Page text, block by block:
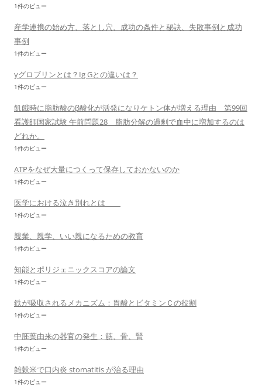
1件のビュー
産学連携の始め方、落とし穴、成功の条件と秘訣、失敗事例と成功
事例
1件のビュー
γグロブリンとは？Ig Gとの違いは？
1件のビュー
飢餓時に脂肪酸のβ酸化が活発になりケトン体が増える理由 第99回
看護師国家試験 午前問題28 脂肪分解の過剰で血中に増加するのは
どれか。
1件のビュー
ATPをなぜ大量につくって保存しておかないのか
1件のビュー
医学における泣き別れとは
1件のビュー
親業、親学、いい親になるための教育
1件のビュー
知能とポリジェニックスコアの論文
1件のビュー
鉄が吸収されるメカニズム：胃酸とビタミンＣの役割
1件のビュー
中胚葉由来の器官の発生：筋、骨、腎
1件のビュー
雑穀米で口内炎 stomatitis が治る理由
1件のビュー